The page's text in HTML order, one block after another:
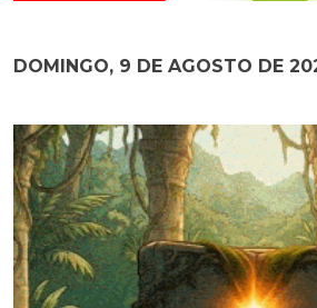
DOMINGO, 9 DE AGOSTO DE